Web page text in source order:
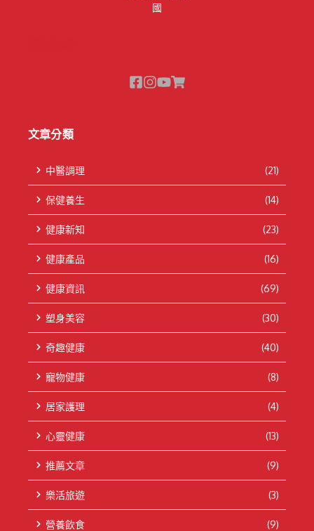
國
文章分類
中醫調理 (21)
保健養生 (14)
健康新知 (23)
健康產品 (16)
健康資訊 (69)
塑身美容 (30)
奇趣健康 (40)
寵物健康 (8)
居家護理 (4)
心靈健康 (13)
推薦文章 (9)
樂活旅遊 (3)
營養飲食 (9)